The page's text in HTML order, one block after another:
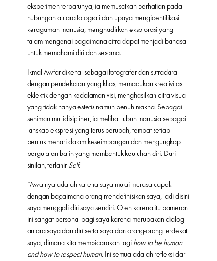
eksperimen terbarunya, ia memusatkan perhatian pada
hubungan antara fotografi dan upaya mengidentifikasi
keragaman manusia, menghadirkan eksplorasi yang
tajam mengenai bagaimana citra dapat menjadi bahasa
untuk memahami diri dan sesama.
Ikmal Awfar dikenal sebagai fotografer dan sutradara
dengan pendekatan yang khas, memadukan kreativitas
eklektik dengan kedalaman visi, menghasilkan citra visual
yang tidak hanya estetis namun penuh makna. Sebagai
seniman multidisipliner, ia melihat tubuh manusia sebagai
lanskap ekspresi yang terus berubah, tempat setiap
bentuk menari dalam keseimbangan dan mengungkap
pergulatan batin yang membentuk keutuhan diri. Dari
sinilah, terlahir Self.
“Awalnya adalah karena saya mulai merasa capek
dengan bagaimana orang mendefinisikan saya, jadi disini
saya menggali diri saya sendiri. Oleh karena itu pameran
ini sangat personal bagi saya karena merupakan dialog
antara saya dan diri serta saya dan orang-orang terdekat
saya, dimana kita membicarakan lagi how to be human
and how to respect human. Ini semua adalah refleksi dari